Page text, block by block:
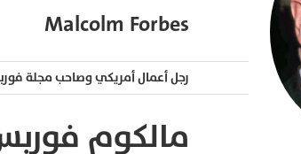
Malcolm Forbes
رجل أعمال أمريكي وصاحب مجلة
مالكوم